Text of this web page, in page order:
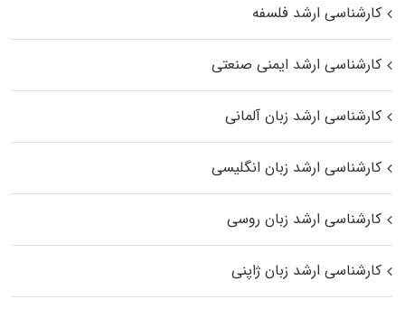
کارشناسی ارشد فلسفه
کارشناسی ارشد ایمنی صنعتی
کارشناسی ارشد زبان آلمانی
کارشناسی ارشد زبان انگلیسی
کارشناسی ارشد زبان روسی
کارشناسی ارشد زبان ژاپنی